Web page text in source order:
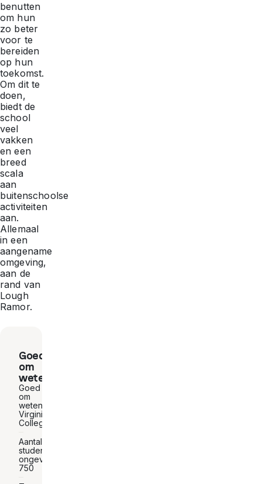
benutten
om hun
zo beter
voor te
bereiden
op hun
toekomst.
Om dit te
doen,
biedt de
school
veel
vakken
en een
breed
scala
aan
buitenschoolse
activiteiten
aan.
Allemaal
in een
aangename
omgeving,
aan de
rand van
Lough
Ramor.
Goed
om
weten
Goed
om
weten :
Virginia
College
Aantal
studenten:
ongeveer
750